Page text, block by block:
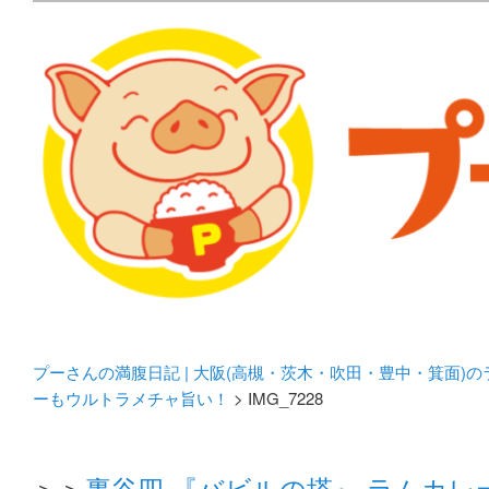
プーさんの満腹日記 |
豊中・箕面)のランチ＆
化してます。
プーさんの満腹日記 | 大阪(高槻・茨木・吹田・豊中・箕面)
ーもウルトラメチャ旨い！ > IMG_7228